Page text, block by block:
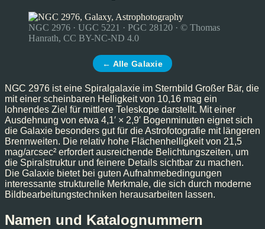
NGC 2976 · UGC 5221 · PGC 28120 · © Thomas
Hanrath, CC BY-NC-ND 4.0
← Alle Galaxie
NGC 2976 ist eine Spiralgalaxie im Sternbild Großer Bär, die
mit einer scheinbaren Helligkeit von 10,16 mag ein
lohnendes Ziel für mittlere Teleskope darstellt. Mit einer
Ausdehnung von etwa 4,1′ × 2,9′ Bogenminuten eignet sich
die Galaxie besonders gut für die Astrofotografie mit längeren
Brennweiten. Die relativ hohe Flächenhelligkeit von 21,5
mag/arcsec² erfordert ausreichende Belichtungszeiten, um
die Spiralstruktur und feinere Details sichtbar zu machen.
Die Galaxie bietet bei guten Aufnahmebedingungen
interessante strukturelle Merkmale, die sich durch moderne
Bildbearbeitungstechniken herausarbeiten lassen.
Namen und Katalognummern